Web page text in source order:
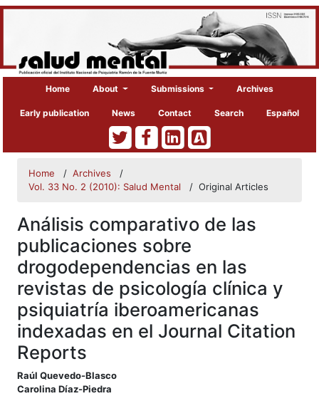
Home About Submissions Archives
Early publication News Contact Search Español
Home / Archives
/
Vol. 33 No. 2 (2010): Salud Mental
/ Original Articles
Análisis comparativo de las
publicaciones sobre
drogodependencias en las
revistas de psicología clínica y
psiquiatría iberoamericanas
indexadas en el Journal Citation
Reports
Raúl Quevedo-Blasco
Carolina Díaz-Piedra